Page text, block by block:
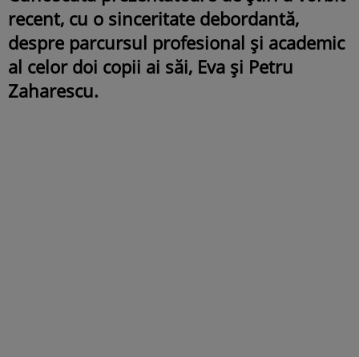
recent, cu o sinceritate debordantă,
despre parcursul profesional și academic
al celor doi copii ai săi, Eva și Petru
Zaharescu.